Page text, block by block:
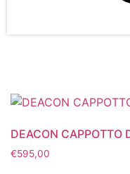
DEACON CAPPOTTO
€595,00